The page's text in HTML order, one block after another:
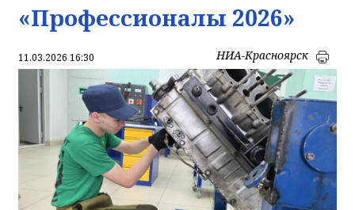
«Профессионалы 2026»
11.03.2026 16:30 НИА-Красноярск